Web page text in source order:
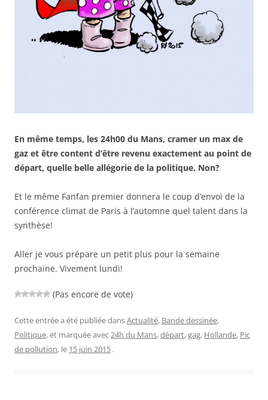
En même temps, les 24h00 du Mans, cramer un max de
gaz et être content d’être revenu exactement au point de
départ, quelle belle allégorie de la politique. Non?
Et le même Fanfan premier donnera le coup d’envoi de la
conférence climat de Paris à l’automne quel talent dans la
synthèse!
Aller je vous prépare un petit plus pour la semaine
prochaine. Vivement lundi!
(Pas encore de vote)
Cette entrée a été publiée dansActualité, Bande dessinée,
Politique, et marquée avec24h du Mans,départ,gag, Hollande, Pic
de pollution, le 15 juin 2015 .